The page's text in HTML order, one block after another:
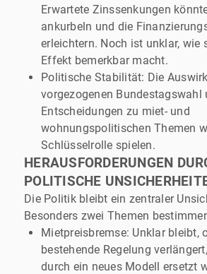
Erwartete Zinssenkungen
ankurbeln und die
erleichtern. Noch ist unklar, wie
Effekt bemerkbar macht.
Politische Stabilität: Die
vorgezogenen Bundestagswahl
Entscheidungen zu miet- und
wohnungspolitischen Themen
Schlüsselrolle spielen.
HERAUSFORDERUNGEN
POLITISCHE
Die Politik bleibt ein zentraler
Besonders zwei Themen
Mietpreisbremse: Unklar bleibt,
bestehende Regelung
durch ein neues Modell ersetzt